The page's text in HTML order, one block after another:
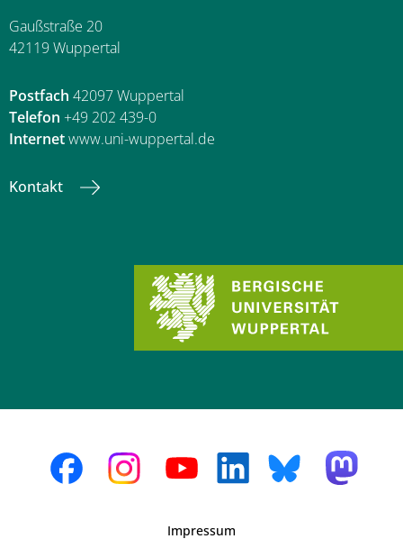
Gaußstraße 20
42119 Wuppertal
Postfach 42097 Wuppertal
Telefon +49 202 439-0
Internetwww.uni-wuppertal.de
Kontakt
Impressum